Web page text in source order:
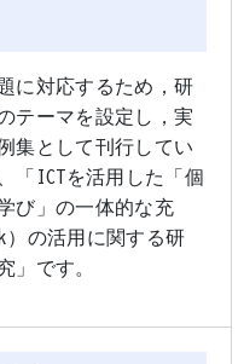
に対応するため，研
テーマを設定し，実
集として刊行してい
「ICTを活用した「個
び」の一体的な充
の活用に関する研
」です。